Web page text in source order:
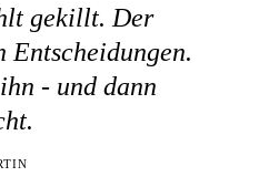
gekillt. Der
Entscheidungen.
- und dann